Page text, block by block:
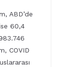
ABD’de
60,4
COVID